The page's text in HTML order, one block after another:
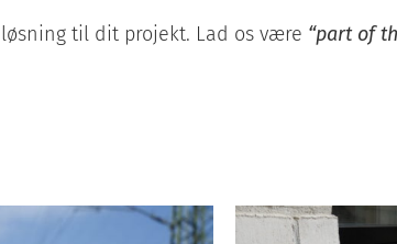
til dit projekt. Lad os være “part of